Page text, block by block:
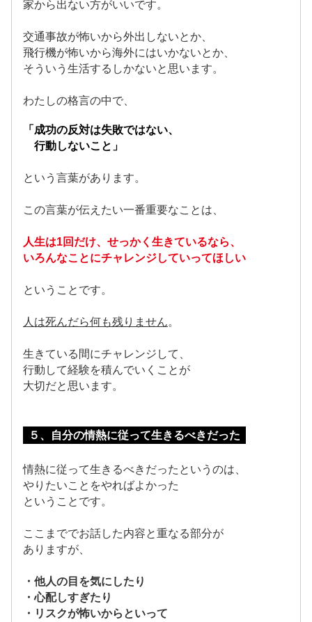
家から出ない方がいいです。
交通事故が怖いから外出しないとか、
飛行機が怖いから海外にはいかないとか、
そういう生活するしかないと思います。
わたしの格言の中で、
「成功の反対は失敗ではない、
行動しないこと」
という言葉があります。
この言葉が伝えたい一番重要なことは、
人生は1回だけ、せっかく生きているなら、
いろんなことにチャレンジしていってほしい
ということです。
人は死んだら何も残りません。
生きている間にチャレンジして、
行動して経験を積んでいくことが
大切だと思います。
５、自分の情熱に従って生きるべきだった
情熱に従って生きるべきだったというのは、
やりたいことをやればよかった
ということです。
ここまででお話した内容と重なる部分が
ありますが、
・他人の目を気にしたり
・心配しすぎたり
・リスクが怖いからといって